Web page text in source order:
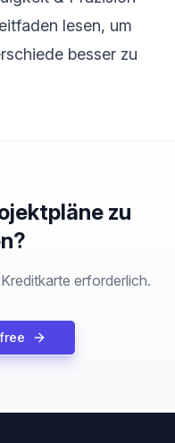
lesen, um
besser zu
zu
erforderlich.